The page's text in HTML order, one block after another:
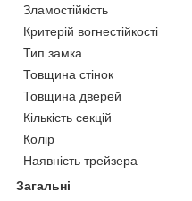
Зламостійкість
Критерій вогнестійкості
Тип замка
Товщина стінок
Товщина дверей
Кількість секцій
Колір
Наявність трейзера
Загальні